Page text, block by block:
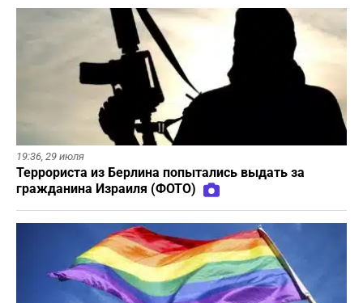
19:36, 29 июля
Террориста из Берлина попытались выдать за
гражданина Израиля (ФОТО)